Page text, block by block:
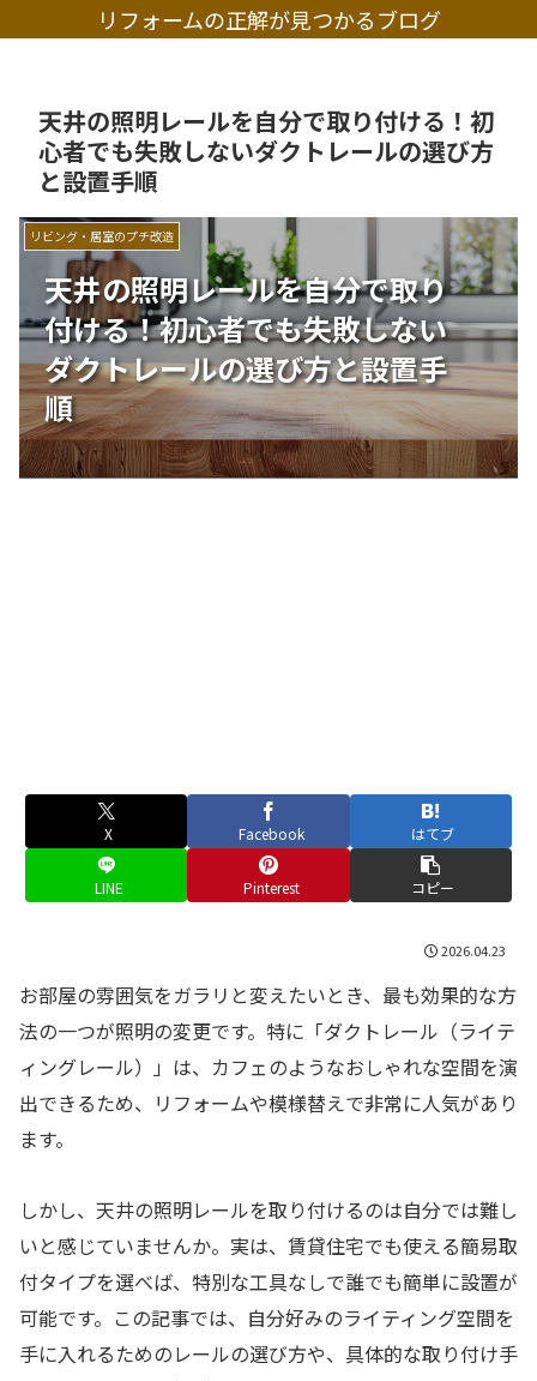
リフォームの正解が見つかるブログ
天井の照明レールを自分で取り付ける！初
心者でも失敗しないダクトレールの選び方
と設置手順
天井の照明レールを自分で取り
付ける！初心者でも失敗しない
ダクトレールの選び方と設置手
順
リビング・居室のプチ改造
X Facebook はてブ
LINE Pinterest コピー
2026.04.23
お部屋の雰囲気をガラリと変えたいとき、最も効果的な方
法の一つが照明の変更です。特に「ダクトレール（ライテ
ィングレール）」は、カフェのようなおしゃれな空間を演
出できるため、リフォームや模様替えで非常に人気があり
ます。
しかし、天井の照明レールを取り付けるのは自分では難し
いと感じていませんか。実は、賃貸住宅でも使える簡易取
付タイプを選べば、特別な工具なしで誰でも簡単に設置が
可能です。この記事では、自分好みのライティング空間を
手に入れるためのレールの選び方や、具体的な取り付け手